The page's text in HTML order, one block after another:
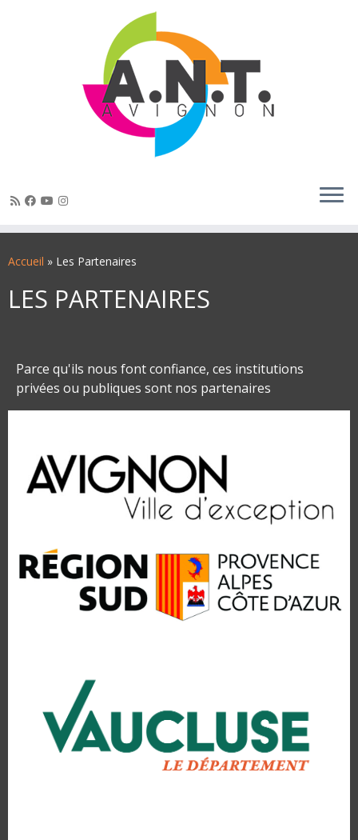
auAccueil » Les Partenaires
LES PARTENAIRES
Parce qu'ils nous font confiance, ces institutions
privées ou publiques sont nos partenaires